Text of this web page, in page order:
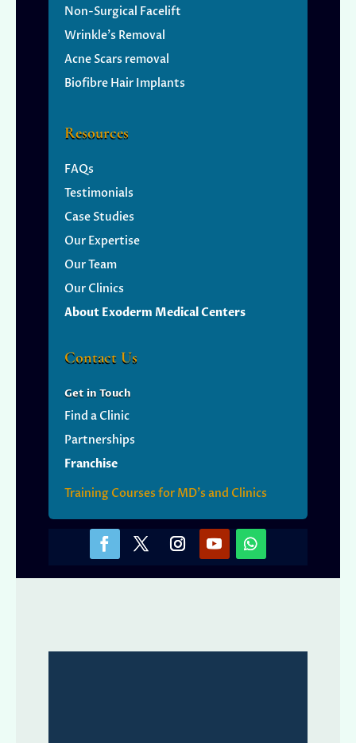
Non-Surgical Facelift
Wrinkle’sRemoval
Acne Scars removal
Biofibre Hair Implants
Resources
FAQs
Testimonials
Case Studies
Our Expertise
Our Team
Our Clinics
About Exoderm Medical Centers
Contact Us
Get in Touch
Find a Clinic
Partnerships
Franchise
Training Courses for MD’s and Clinics